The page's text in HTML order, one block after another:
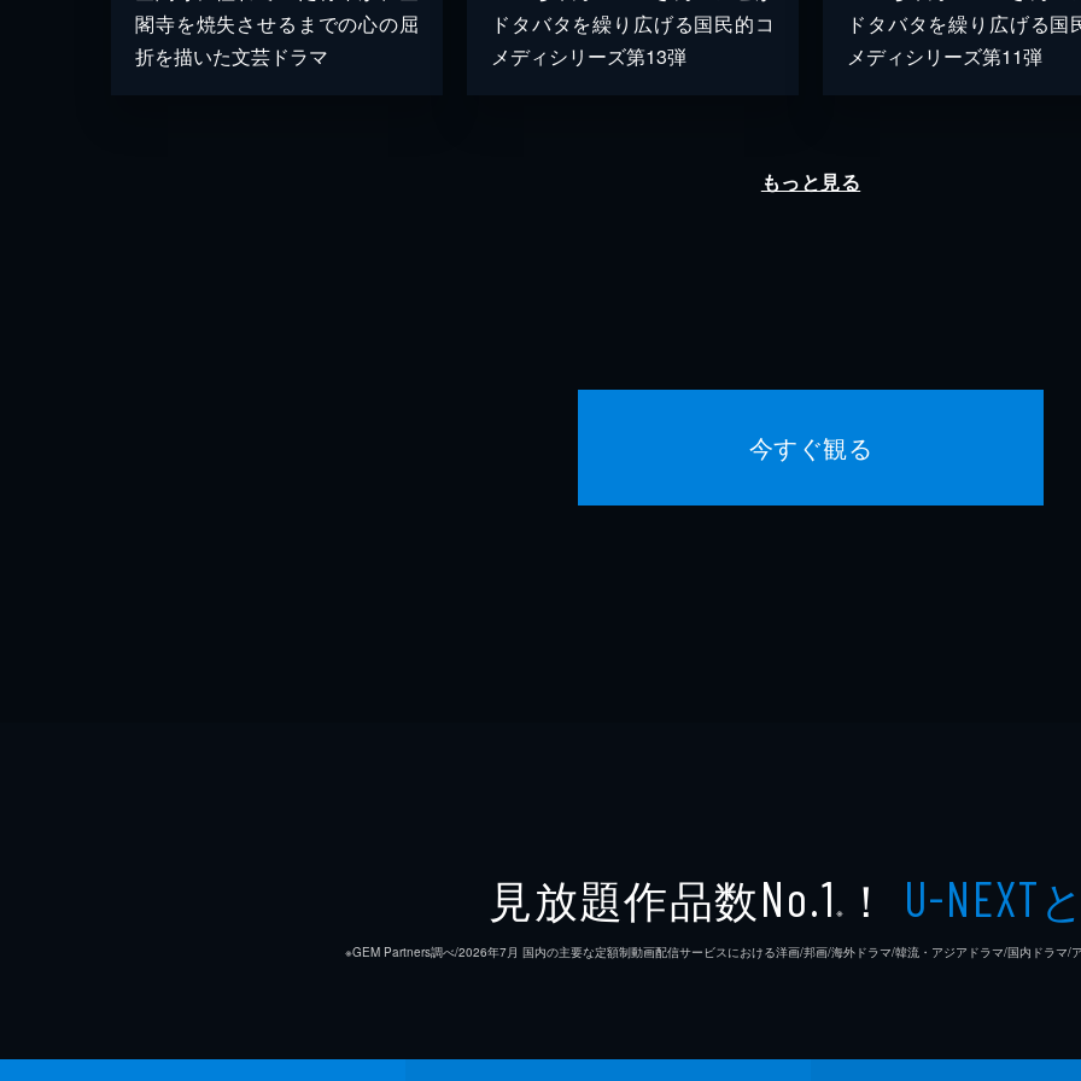
閣寺を焼失させるまでの心の屈
折を描いた文芸ドラマ
ドタバタを繰り広げる国民的コ
メディシリーズ第13弾
ドタバタを繰り広げる国
メディシリーズ第11弾
もっと見る
今すぐ観る
見放題作品数No.1 ※ ！ U-NEXT
※GEM Partners調べ/2026年7⽉ 国内の主要な定額制動画配信サービスにおける洋画/邦画/海外ドラマ/韓流・アジアドラマ/国内ドラマ/